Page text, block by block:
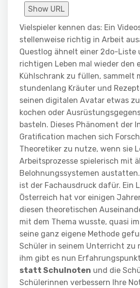
Show URL
Vielspieler kennen das: Ein
stellenweise richtig in Arbeit
Questlog ähnelt einer 2do-Liste
richtigen Leben mal wieder den
Kühlschrank zu füllen, sammelt
stundenlang Kräuter und
seinen digitalen Avatar etwas
kochen oder
basteln. Dieses Phänoment der
Gratification machen sich
Theoretiker zu nutze, wenn sie
Arbeitsprozesse spielerisch mit
Belohnungssystemen
ist der Fachausdruck dafür. Ein
Österreich hat vor einigen
diesen theoretischen
mit dem Thema wusste, quasi
seine ganz eigene Methode
Schüler in seinem Unterricht zu
ihm gibt es nun
statt Schulnoten und die
Schülerinnen verbessern Ihre